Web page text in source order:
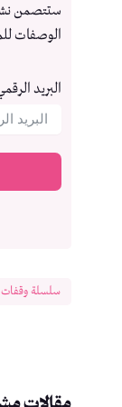
ستتصمن
الوصفات
البريد
سلسلة وقفات